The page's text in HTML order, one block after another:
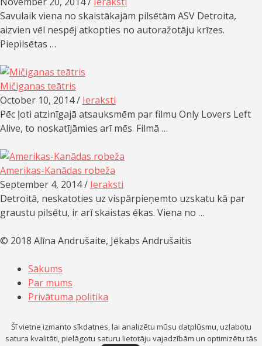
Savulaik viena no skaistākajām pilsētām ASV Detroita,
aizvien vēl nespēj atkopties no autoražotāju krīzes.
Piepilsētas …
Mičiganas teātris
October 10, 2014 / Ieraksti
Pēc ļoti atzinīgajā atsauksmēm par filmu Only Lovers Left
Alive, to noskatījāmies arī mēs. Filmā …
Amerikas-Kanādas robeža
September 4, 2014 / Ieraksti
Detroitā, neskatoties uz vispārpieņemto uzskatu kā par
graustu pilsētu, ir arī skaistas ēkas. Viena no …
© 2018 Alīna Andrušaite, Jēkabs Andrušaitis
Sākums
Par mums
Privātuma politika
Šī vietne izmanto sīkdatnes, lai analizētu mūsu datplūsmu, uzlabotu
satura kvalitāti, pielāgotu saturu lietotāju vajadzībām un optimizētu tās